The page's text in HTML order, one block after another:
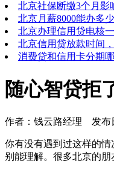
北京社保断缴3个月影
北京月薪8000能办多
北京办理信用贷电核
北京信用贷放款时间
消费贷和信用卡分期
随心智贷拒
作者： 钱云路经理 发布
你有没有遇到过这样的
别能理解。很多北京的